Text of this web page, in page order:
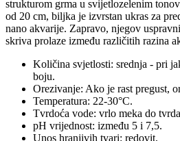
strukturom grma u svijetlozelenim
od 20 cm, biljka je izvrstan ukras za
nano akvarije. Zapravo, njegov
skriva prolaze između različitih razina
Količina svjetlosti: srednja - pri
boju.
Orezivanje: Ako je rast pregust,
Temperatura: 22-30°C.
Tvrdoća vode: vrlo meka do
pH vrijednost: između 5 i 7,5.
Unos hranjivih tvari: redovit.